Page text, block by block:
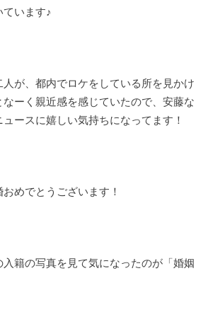
います♪
人が、都内でロケをしている所を見かけ
ーく親近感を感じていたので、安藤な
ースに嬉しい気持ちになってます！
めでとうございます！
籍の写真を見て気になったのが「婚姻